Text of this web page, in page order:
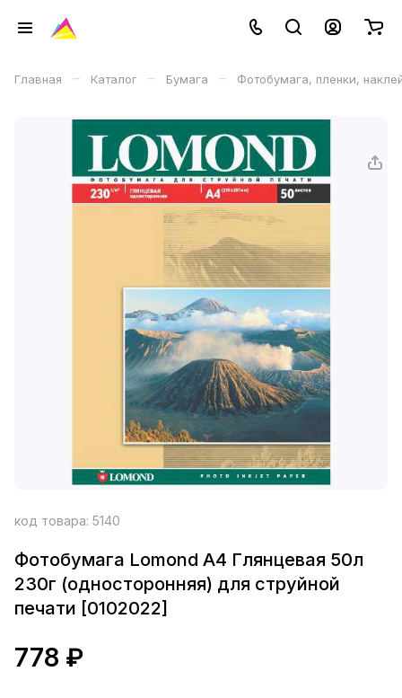
Главная – Каталог – Бумага – Фотобумага, пленки,
код товара: 5140
Фотобумага Lomond A4 Глянцевая 50л
230г (односторонняя) для струйной
печати [0102022]
778 ₽